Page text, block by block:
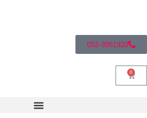
052-3951920
0